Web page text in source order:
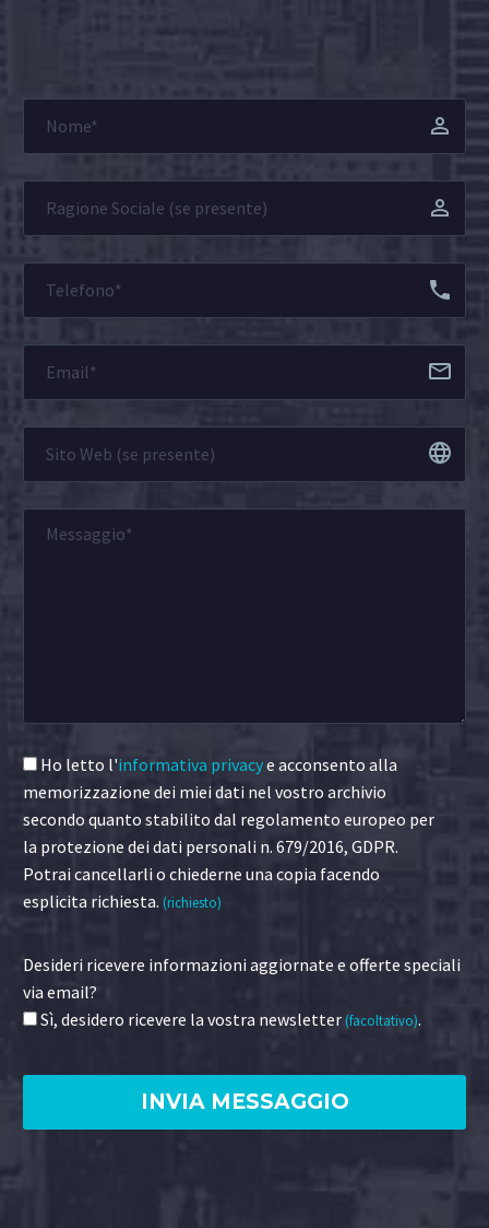
Ho letto l'informativa privacye acconsento alla
memorizzazione dei miei dati nel vostro archivio
secondo quanto stabilito dal regolamento europeo per
la protezione dei dati personali n. 679/2016, GDPR.
Potrai cancellarli o chiederne una copia facendo
esplicita richiesta. (richiesto)
Desideri ricevere informazioni aggiornate e offerte speciali
via email?
Sì, desidero ricevere la vostra newsletter(facoltativo).